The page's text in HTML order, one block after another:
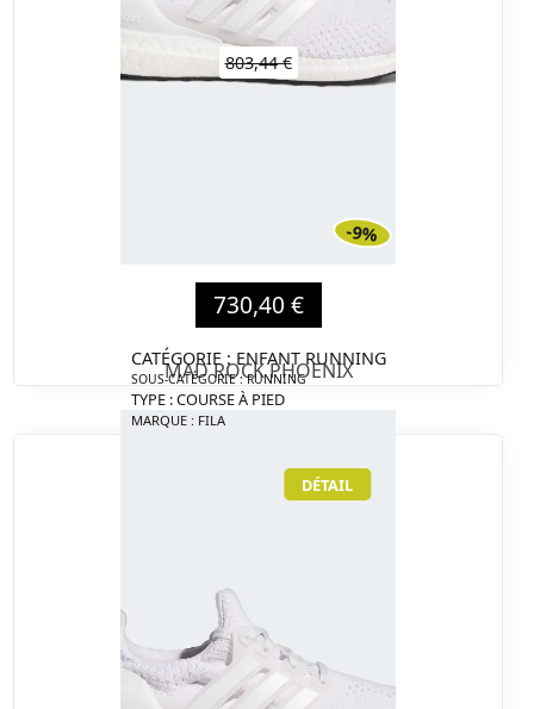
803,44 €
730,40 €
CATÉGORIE : ENFANT RUNNING
SOUS-CATÉGORIE : RUNNING
TYPE : COURSE À PIED
MARQUE : FILA
-9%
DÉTAIL
MAD ROCK PHOENIX